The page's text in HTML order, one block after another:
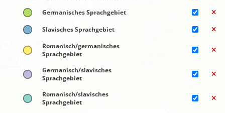
Germanisches Sprachgebiet
Slavisches Sprachgebiet
Romanisch/​germanisches
Sprachgebiet
Germanisch/slavisches
Sprachgebiet
Romanisch/slavisches
Sprachgebiet